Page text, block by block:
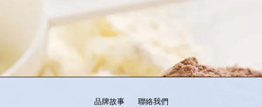
品牌故事 聯絡我們